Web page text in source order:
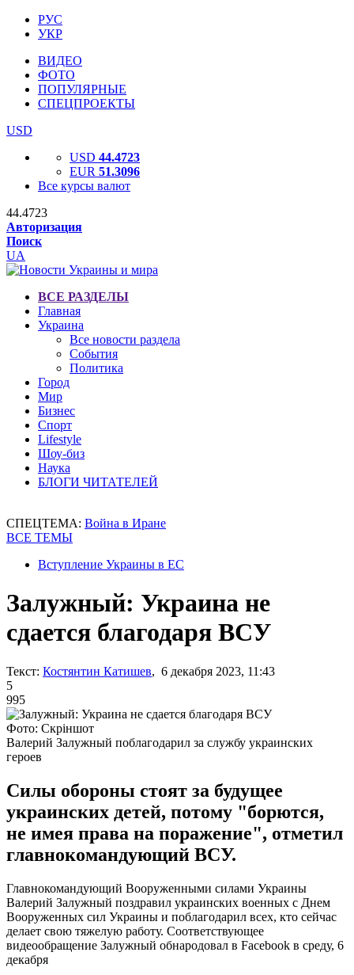
РУС
УКР
ВИДЕО
ФОТО
ПОПУЛЯРНЫЕ
СПЕЦПРОЕКТЫ
USD
USD 44.4723
EUR 51.3096
Все курсы валют
44.4723
Авторизация
Поиск
UA
ВСЕ РАЗДЕЛЫ
Главная
Украина
Все новости раздела
События
Политика
Город
Мир
Бизнес
Спорт
Lifestyle
Шоу-биз
Наука
БЛОГИ ЧИТАТЕЛЕЙ
СПЕЦТЕМА: Война в Иране
ВСЕ ТЕМЫ
Вступление Украины в ЕС
Залужный: Украина не
сдается благодаря ВСУ
Текст: Костянтин Катишев, 6 декабря 2023, 11:43
5
995
Фото: Скріншот
Валерий Залужный поблагодарил за службу украинских
героев
Силы обороны стоят за будущее
украинских детей, потому "борются,
не имея права на поражение", отметил
главнокомандующий ВСУ.
Главнокомандующий Вооруженными силами Украины
Валерий Залужный поздравил украинских военных с Днем
Вооруженных сил Украины и поблагодарил всех, кто сейчас
делает свою тяжелую работу. Соответствующее
видеообращение Залужный обнародовал в Facebook в среду, 6
декабря